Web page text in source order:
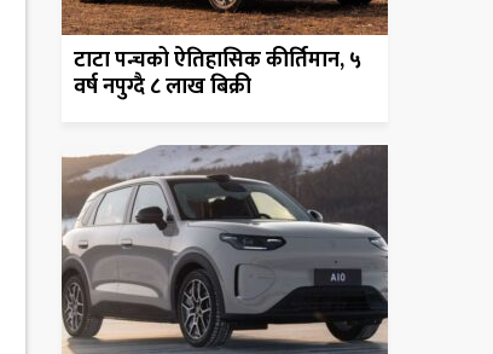
टाटा पन्चको ऐतिहासिक कीर्तिमान, ५
वर्ष नपुग्दै ८ लाख बिक्री